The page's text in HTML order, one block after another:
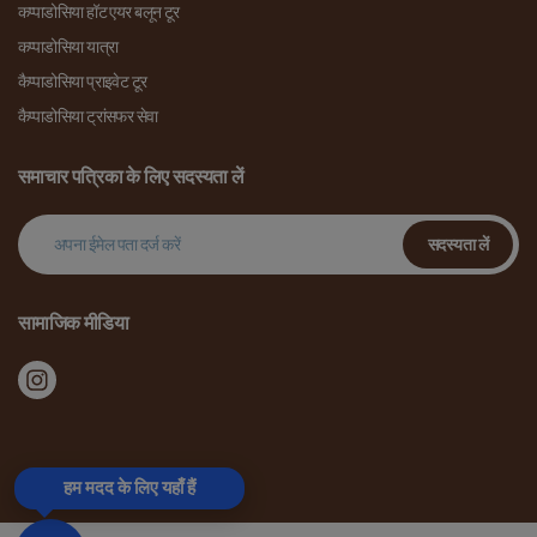
कप्पाडोसिया हॉट एयर बलून टूर
कप्पाडोसिया यात्रा
कैप्पाडोसिया प्राइवेट टूर
कैप्पाडोसिया ट्रांसफर सेवा
समाचार पत्रिका के लिए सदस्यता लें
सदस्यता लें
सामाजिक मीडिया
हम मदद के लिए यहाँ हैं